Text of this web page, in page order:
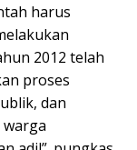
harus
2012 telah
proses
dan